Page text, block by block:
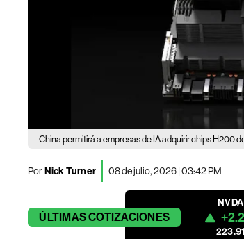
China permitirá a empresas de IA adquirir chips H200
PorNick Turner 08 de julio, 2026 | 03:42 PM
ÚLTIMASCOTIZACIONES
NVDA
223.91